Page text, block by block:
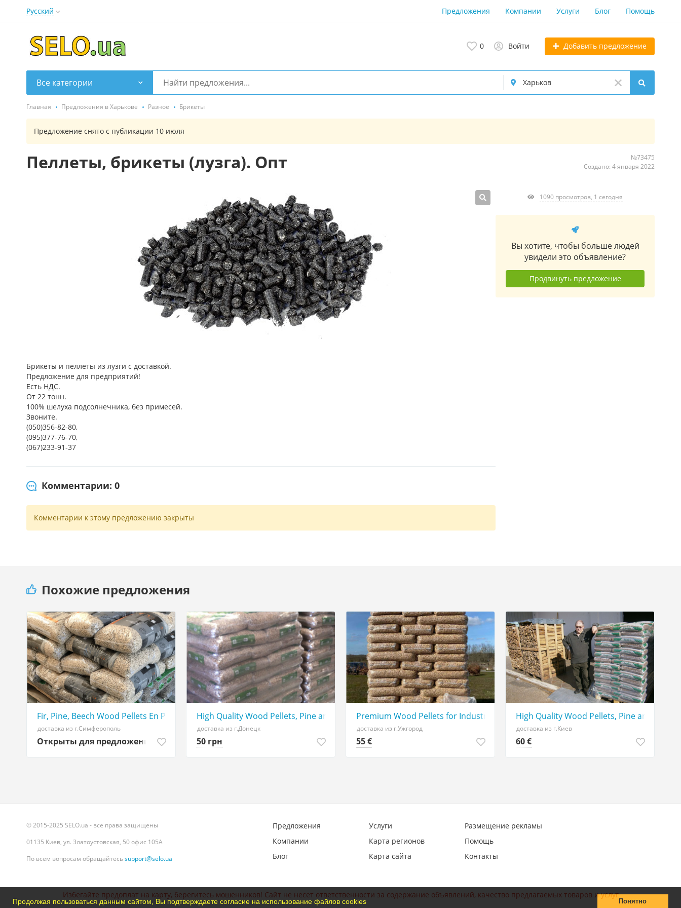
Продолжая пользоваться данным сайтом, Вы подтверждаете согласие на использование файлов cookies Понятно
Русский Предложения Компании Услуги Блог Помощь
0 Войти Добавить предложение
Все категории
Главная Предложения в Харькове Разное Брикеты
Предложение снято с публикации 10 июля
Пеллеты, брикеты (лузга). Опт
№73475
Создано: 4 января 2022
Брикеты и пеллеты из лузги с доставкой.
Предложение для предприятий!
Есть НДС.
От 22 тонн.
100% шелуха подсолнечника, без примесей.
Звоните.
(050)356-82-80,
(095)377-76-70,
(067)233-91-37
Комментарии: 0
Комментарии к этому предложению закрыты
1090 просмотров, 1 сегодня
Вы хотите, чтобы больше людей
увидели это объявление?
Продвинуть предложение
Похожие предложения
Fir, Pine, Beech Wood Pellets En Plus A1/EN Plus-A1 6mm/8mm Wood Pellets in 15kg Bags for Sale
доставка из г.Симферополь
Открыты для предложений
High Quality Wood Pellets, Pine and Oak Wood Pellets
доставка из г.Донецк
50 грн
Premium Wood Pellets for Industrial Heating
доставка из г.Ужгород
55 €
High Quality Wood Pellets, Pine and Oak
доставка из г.Киев
60 €
© 2015-2025 SELO.ua - все права защищены
01135 Киев, ул. Златоустовская, 50 офис 105А
По всем вопросам обращайтесьsupport@selo.ua
Предложения
Компании
Блог
Услуги
Карта регионов
Карта сайта
Размещение рекламы
Помощь
Контакты
Избегайте предоплат на карту, берегитесь мошенников! Сайт не несет ответственности за содержание объявлений, качество предлагаемых товаров и услуг